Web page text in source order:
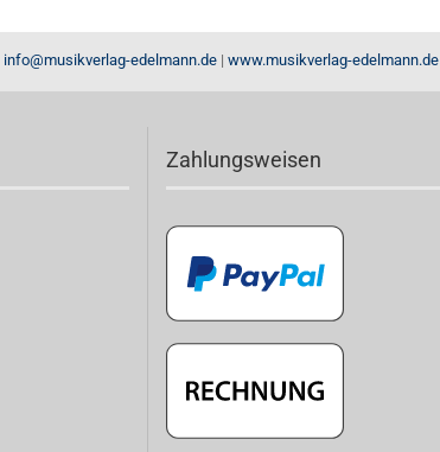
info@musikverlag-edelmann.de| www.musikverlag-edelmann.de
Zahlungsweisen